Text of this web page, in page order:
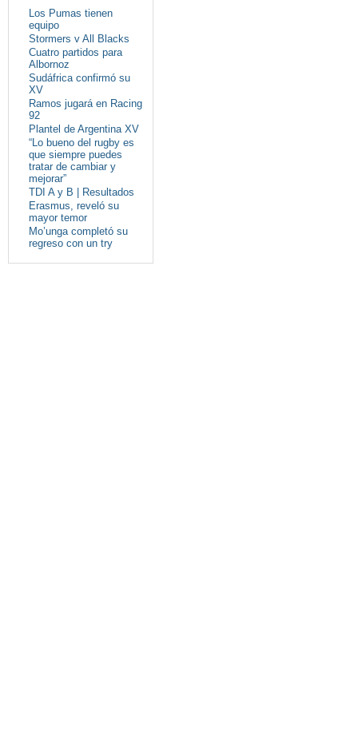
Los Pumas tienen
equipo
Stormers v All Blacks
Cuatro partidos para
Albornoz
Sudáfrica confirmó su
XV
Ramos jugará en Racing
92
Plantel de Argentina XV
“Lo bueno del rugby es
que siempre puedes
tratar de cambiar y
mejorar”
TDI A y B | Resultados
Erasmus, reveló su
mayor temor
Mo’unga completó su
regreso con un try